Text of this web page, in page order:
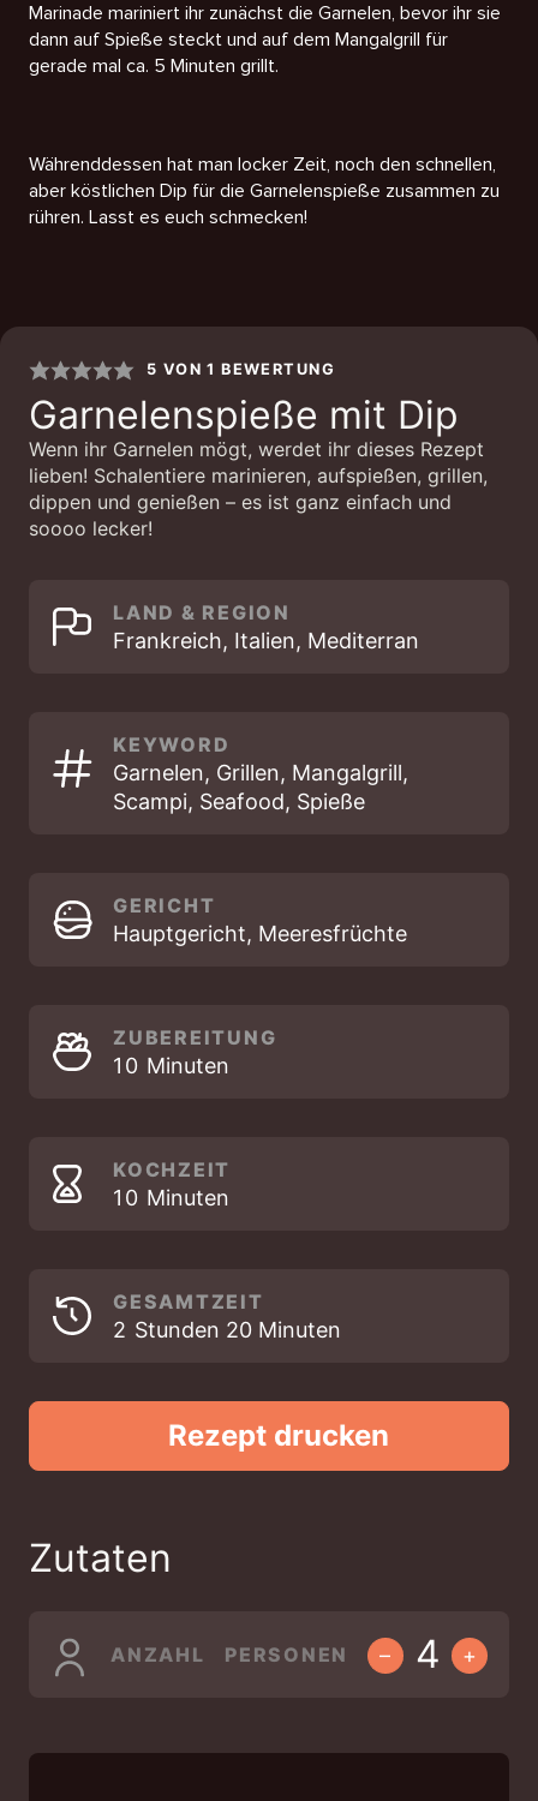
Marinade mariniert ihr zunächst die Garnelen, bevor ihr sie
dann auf Spieße steckt und auf dem Mangalgrill für
gerade mal ca. 5 Minuten grillt.
Währenddessen hat man locker Zeit, noch den schnellen,
aber köstlichen Dip für die Garnelenspieße zusammen zu
rühren. Lasst es euch schmecken!
5 VON 1 BEWERTUNG
Garnelenspieße mit Dip
Wenn ihr Garnelen mögt, werdet ihr dieses Rezept
lieben! Schalentiere marinieren, aufspießen, grillen,
dippen und genießen – es ist ganz einfach und
soooo lecker!
LAND & REGION
Frankreich, Italien, Mediterran
KEYWORD
Garnelen, Grillen, Mangalgrill,
Scampi, Seafood, Spieße
GERICHT
Hauptgericht, Meeresfrüchte
ZUBEREITUNG
10 MINUTEN
Minuten
KOCHZEIT
10 MINUTEN
Minuten
GESAMTZEIT
2 STUNDEN
Stunden 20MINUTEN
Minuten
Rezept drucken
Zutaten
ANZAHL PERSONEN – +